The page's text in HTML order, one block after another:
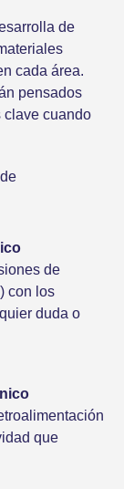
de
cada área.
pensados
clave cuando
de
con los
duda o
que